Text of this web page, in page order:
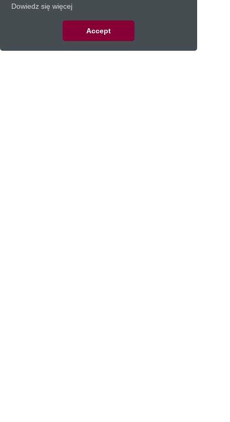
Dowiedz się więcej
Accept